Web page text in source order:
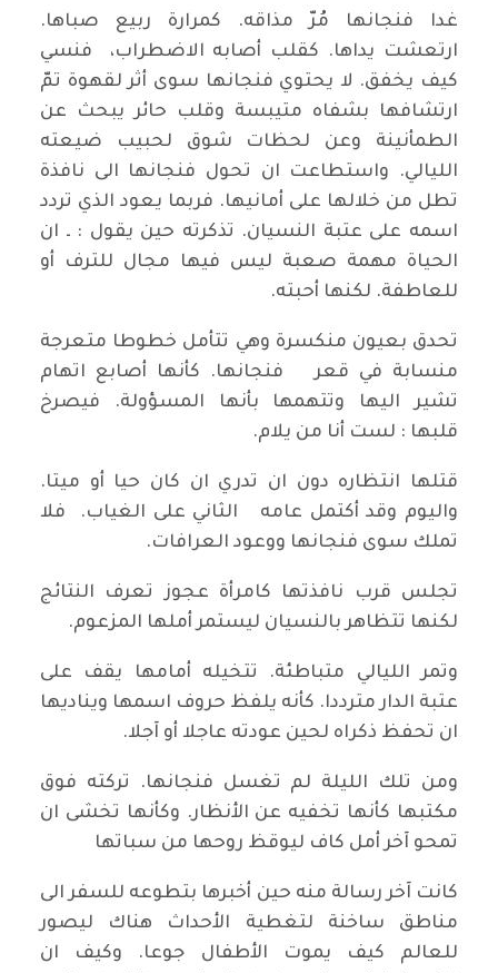
غدا فنجانها مُرّ مذاقه. كمرارة ربيع صباها.
ارتعشت يداها. كقلب أصابه الاضطراب، فنسي
كيف يخفق. لا يحتوي فنجانها سوى أثر لقهوة تمّ
ارتشافها بشفاه متيبسة وقلب حائر يبحث عن
الطمأنينة وعن لحظات شوق لحبيب ضيعته
الليالي. واستطاعت ان تحول فنجانها الى نافذة
تطل من خلالها على أمانيها. فربما يعود الذي تردد
اسمه على عتبة النسيان. تذكرته حين يقول : ـ ان
الحياة مهمة صعبة ليس فيها مجال للترف أو
للعاطفة. لكنها أحبته.
تحدق بعيون منكسرة وهي تتأمل خطوطا متعرجة
منسابة في قعر فنجانها. كأنها أصابع اتهام
تشير اليها وتتهمها بأنها المسؤولة. فيصرخ
قلبها : لست أنا من يلام.
قتلها انتظاره دون ان تدري ان كان حيا أو ميتا.
واليوم وقد أكتمل عامه الثاني على الغياب. فلا
تملك سوى فنجانها ووعود العرافات.
تجلس قرب نافذتها كامرأة عجوز تعرف النتائج
لكنها تتظاهر بالنسيان ليستمر أملها المزعوم.
وتمر الليالي متباطئة. تتخيله أمامها يقف على
عتبة الدار مترددا. كأنه يلفظ حروف اسمها ويناديها
ان تحفظ ذكراه لحين عودته عاجلا أو آجلا.
ومن تلك الليلة لم تغسل فنجانها. تركته فوق
مكتبها كأنها تخفيه عن الأنظار. وكأنها تخشى ان
تمحو آخر أمل كاف ليوقظ روحها من سباتها
كانت آخر رسالة منه حين أخبرها بتطوعه للسفر الى
مناطق ساخنة لتغطية الأحداث هناك ليصور
للعالم كيف يموت الأطفال جوعا. وكيف ان